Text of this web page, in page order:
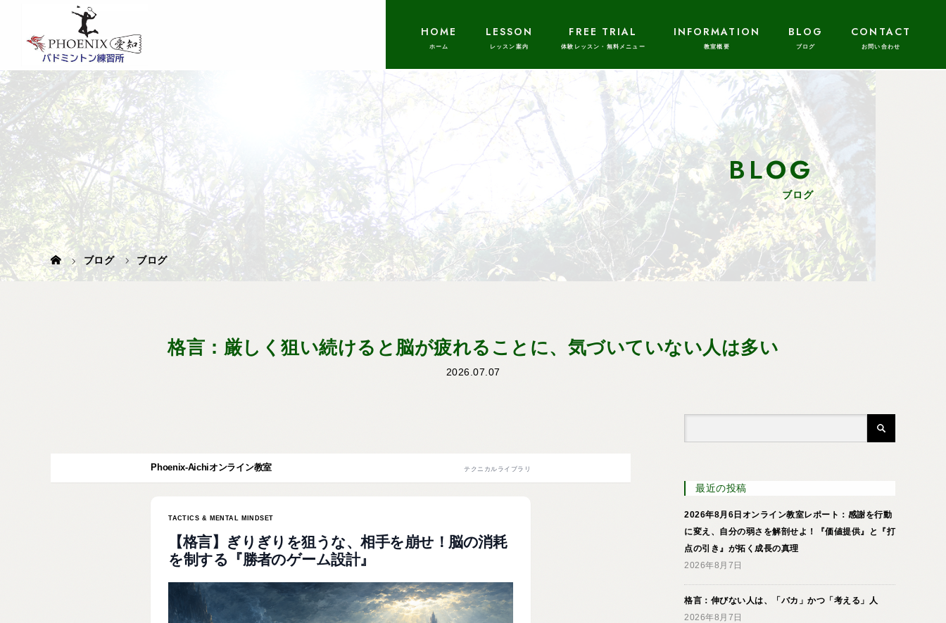
HOME LESSON FREE TRIAL INFORMATION BLOG CONTACT
BLOG
ブログ
ブログ ブログ
格言：厳しく狙い続けると脳が疲れることに、気づいていない人は多い
2026.07.07
Phoenix-Aichiオンライン教室 テクニカルライブラリ
TACTICS & MENTAL MINDSET
【格言】ぎりぎりを狙うな、相手を崩せ！脳の消耗
を制する『勝者のゲーム設計』
最近の投稿
2026年8月6日オンライン教室レポート：感謝を行動
に変え、自分の弱さを解剖せよ！『価値提供』と『打
点の引き』が拓く成長の真理
2026年8月7日
格言：伸びない人は、「バカ」かつ「考える」人
2026年8月7日